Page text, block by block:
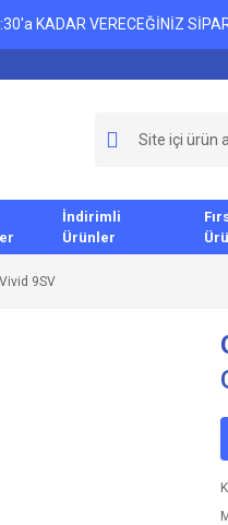
KADAR VERECEĞİNİZ
İndirimli
Ürünler
9SV